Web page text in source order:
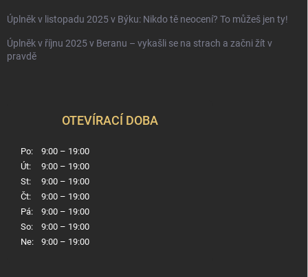
Úplněk v listopadu 2025 v Býku: Nikdo tě neocení? To můžeš jen ty!
Úplněk v říjnu 2025 v Beranu – vykašli se na strach a začni žít v
pravdě
OTEVÍRACÍ DOBA
Po:
9:00 – 19:00
Út:
9:00 – 19:00
St:
9:00 – 19:00
Čt:
9:00 – 19:00
Pá:
9:00 – 19:00
So:
9:00 – 19:00
Ne:
9:00 – 19:00